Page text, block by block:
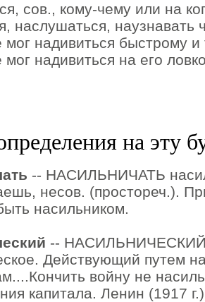
сов., кому-чему или на
наслушаться, наузнавать
надивиться быстрому и
надивиться на его
на эту
-- НАСИЛЬНИЧАТЬ
несов. (простореч.).
насильником.
-- НАСИЛЬНИЧЕСКИЙ
Действующий путем
войну не
капитала. Ленин (1917